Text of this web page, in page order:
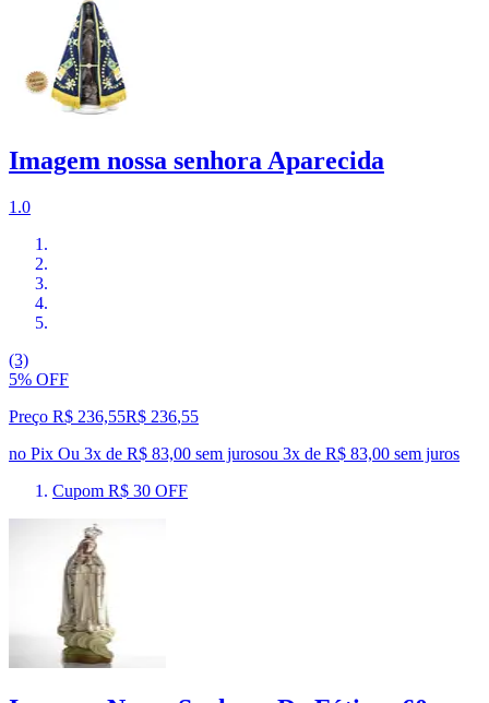
Imagem nossa senhora Aparecida
1.0
(3)
5% OFF
Preço R$ 236,55R$ 236,55
no Pix Ou 3x de R$ 83,00 sem jurosou 3x de R$ 83,00 sem juros
Cupom R$ 30 OFF